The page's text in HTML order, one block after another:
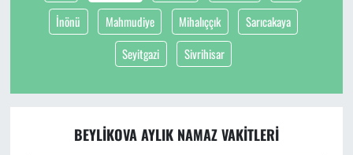
İnönü
Mahmudiye Mihalıççık
Sarıcakaya
Seyitgazi
Sivrihisar
BEYLIKOVA AYLIK NAMAZ VAKITLERI